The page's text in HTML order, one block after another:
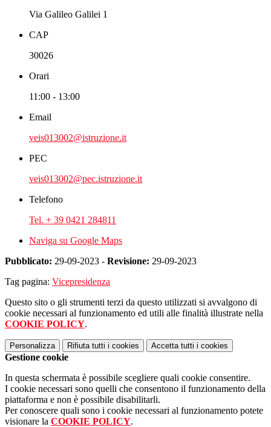
Via Galileo Galilei 1
CAP
30026
Orari
11:00 - 13:00
Email
veis013002@istruzione.it
PEC
veis013002@pec.istruzione.it
Telefono
Tel. + 39 0421 284811
Naviga su Google Maps
Pubblicato: 29-09-2023 - Revisione: 29-09-2023
Tag pagina: Vicepresidenza
Questo sito o gli strumenti terzi da questo utilizzati si avvalgono di
cookie necessari al funzionamento ed utili alle finalità illustrate nella
COOKIE POLICY.
Personalizza Rifiuta tutti i cookies Accetta tutti i cookies
Gestione cookie
In questa schermata è possibile scegliere quali cookie consentire.
I cookie necessari sono quelli che consentono il funzionamento della
piattaforma e non è possibile disabilitarli.
Per conoscere quali sono i cookie necessari al funzionamento potete
visionare la COOKIE POLICY.